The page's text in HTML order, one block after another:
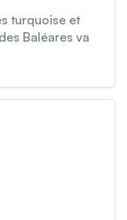
turquoise et
Baléares va